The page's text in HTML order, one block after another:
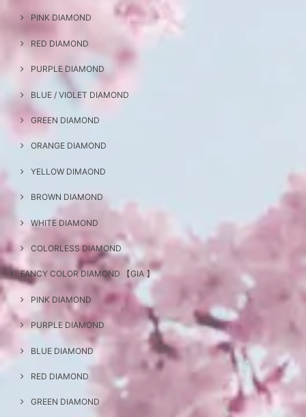
PINK DIAMOND
RED DIAMOND
PURPLE DIAMOND
BLUE / VIOLET DIAMOND
GREEN DIAMOND
ORANGE DIAMOND
YELLOW DIMAOND
BROWN DIAMOND
WHITE DIAMOND
COLORLESS DIAMOND
FANCY COLOR DIAMOND 【GIA 】
PINK DIAMOND
PURPLE DIAMOND
BLUE DIAMOND
RED DIAMOND
GREEN DIAMOND